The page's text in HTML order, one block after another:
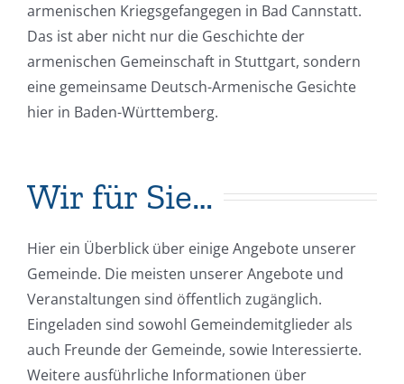
armenischen Kriegsgefangegen in Bad Cannstatt.
Das ist aber nicht nur die Geschichte der
armenischen Gemeinschaft in Stuttgart, sondern
eine gemeinsame Deutsch-Armenische Gesichte
hier in Baden-Württemberg.
Wir für Sie…
Hier ein Überblick über einige Angebote unserer
Gemeinde. Die meisten unserer Angebote und
Veranstaltungen sind öffentlich zugänglich.
Eingeladen sind sowohl Gemeindemitglieder als
auch Freunde der Gemeinde, sowie Interessierte.
Weitere ausführliche Informationen über